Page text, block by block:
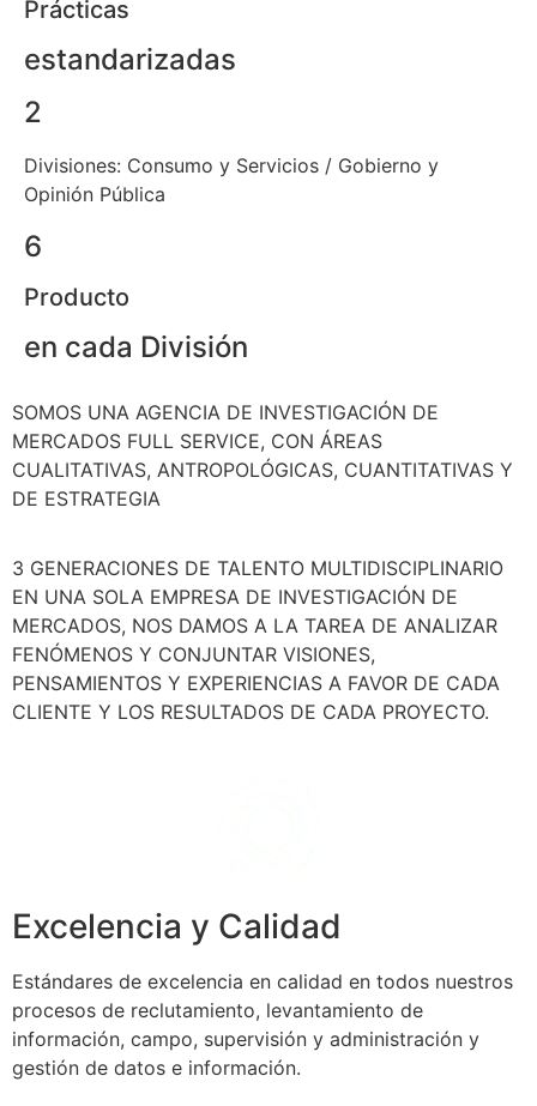
Prácticas
estandarizadas
2
Divisiones: Consumo y Servicios / Gobierno y
Opinión Pública
6
Producto
en cada División
SOMOS UNA AGENCIA DE INVESTIGACIÓN DE
MERCADOS FULL SERVICE, CON ÁREAS
CUALITATIVAS, ANTROPOLÓGICAS, CUANTITATIVAS Y
DE ESTRATEGIA
3 GENERACIONES DE TALENTO MULTIDISCIPLINARIO
EN UNA SOLA EMPRESA DE INVESTIGACIÓN DE
MERCADOS, NOS DAMOS A LA TAREA DE ANALIZAR
FENÓMENOS Y CONJUNTAR VISIONES,
PENSAMIENTOS Y EXPERIENCIAS A FAVOR DE CADA
CLIENTE Y LOS RESULTADOS DE CADA PROYECTO.
Excelencia y Calidad
Estándares de excelencia en calidad en todos nuestros
procesos de reclutamiento, levantamiento de
información, campo, supervisión y administración y
gestión de datos e información.